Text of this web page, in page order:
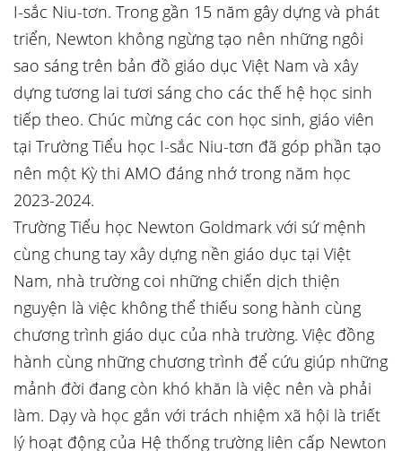
I-sắc Niu-tơn. Trong gần 15 năm gây dựng và phát
triển, Newton không ngừng tạo nên những ngôi
sao sáng trên bản đồ giáo dục Việt Nam và xây
dựng tương lai tươi sáng cho các thế hệ học sinh
tiếp theo. Chúc mừng các con học sinh, giáo viên
tại Trường Tiểu học I-sắc Niu-tơn đã góp phần tạo
nên một Kỳ thi AMO đáng nhớ trong năm học
2023-2024.
Trường Tiểu học Newton Goldmark với sứ mệnh
cùng chung tay xây dựng nền giáo dục tại Việt
Nam, nhà trường coi những chiến dịch thiện
nguyện là việc không thể thiếu song hành cùng
chương trình giáo dục của nhà trường. Việc đồng
hành cùng những chương trình để cứu giúp những
mảnh đời đang còn khó khăn là việc nên và phải
làm. Dạy và học gắn với trách nhiệm xã hội là triết
lý hoạt động của Hệ thống trường liên cấp Newton